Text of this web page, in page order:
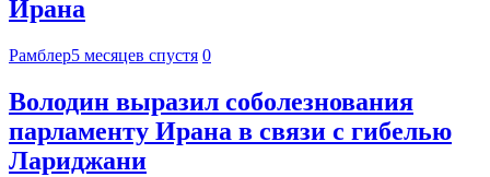
Ирана
Рамблер5 месяцев спустя 0
Володин выразил соболезнования
парламенту Ирана в связи с гибелью
Лариджани